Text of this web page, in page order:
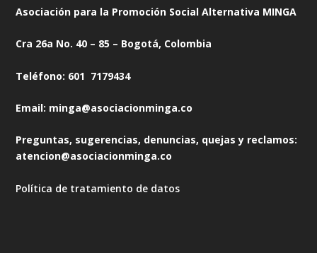
Asociación para la Promoción Social Alternativa MINGA
Cra 26a No. 40 – 85 – Bogotá, Colombia
Teléfono: 601 7179434
Email: minga@asociacionminga.co
Preguntas, sugerencias, denuncias, quejas y reclamos:
atencion@asociacionminga.co
Política de tratamiento de datos